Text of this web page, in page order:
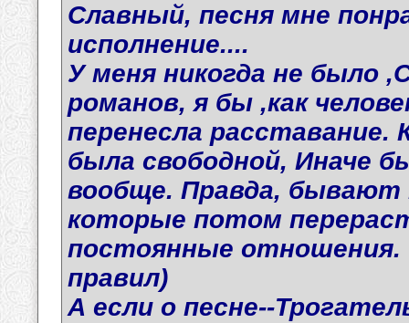
Славный, песня мне
исполнение....
У меня никогда не было
романов, я бы ,как
перенесла расставание.
была свободной, Иначе
вообще. Правда,
которые потом
постоянные отношения.
правил)
А если о песне--